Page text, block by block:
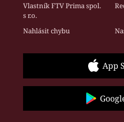
Vlastník FTV Prima spol.
s r.o.
Nahlásit chybu
App